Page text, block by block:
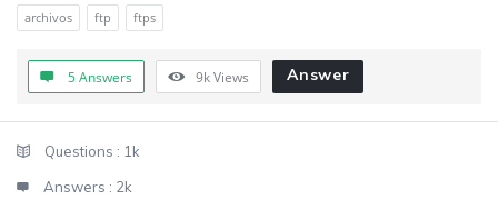
archivos ftp ftps
5 Answers 9kViews Answer
StatsQuestions : 1k
Answers : 2k